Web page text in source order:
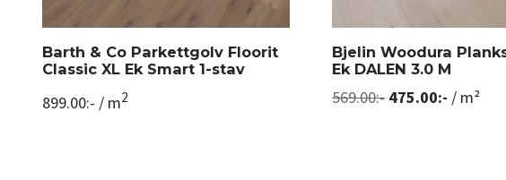
Barth & Co Parkettgolv Floorit
Classic XL Ek Smart 1-stav
899.00:- / m2
Bjelin Woodura
Ek DALEN 3.0 M
569.00:- 475.00:- / m²